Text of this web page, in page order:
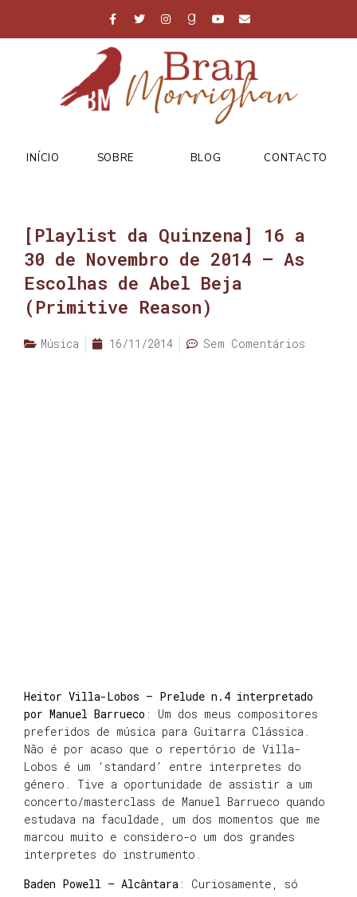
INÍCIO SOBRE BLOG CONTACTO
[Playlist da Quinzena] 16 a
30 de Novembro de 2014 – As
Escolhas de Abel Beja
(Primitive Reason)
Música 16/11/2014 Sem Comentários
Heitor Villa-Lobos – Prelude n.4 interpretado
por Manuel Barrueco : Um dos meus compositores
preferidos de música para Guitarra Clássica.
Não é por acaso que o repertório de Villa-
Lobos é um ‘standard’ entre interpretes do
género. Tive a oportunidade de assistir a um
concerto/masterclass de Manuel Barrueco quando
estudava na faculdade, um dos momentos que me
marcou muito e considero-o um dos grandes
interpretes do instrumento.
Baden Powell – Alcântara : Curiosamente, só